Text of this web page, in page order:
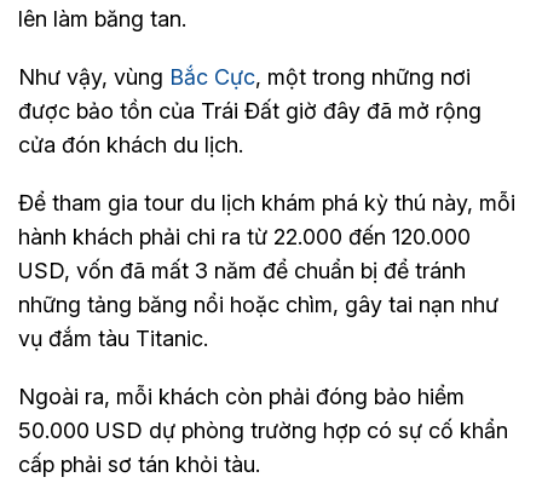
lên làm băng tan.
Như vậy, vùng Bắc Cực, một trong những nơi
được bảo tồn của Trái Đất giờ đây đã mở rộng
cửa đón khách du lịch.
Để tham gia tour du lịch khám phá kỳ thú này, mỗi
hành khách phải chi ra từ 22.000 đến 120.000
USD, vốn đã mất 3 năm để chuẩn bị để tránh
những tảng băng nổi hoặc chìm, gây tai nạn như
vụ đắm tàu Titanic.
Ngoài ra, mỗi khách còn phải đóng bảo hiểm
50.000 USD dự phòng trường hợp có sự cố khẩn
cấp phải sơ tán khỏi tàu.